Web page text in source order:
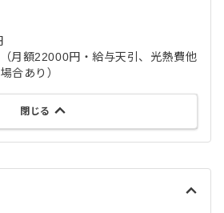
月額22000円・給与天引、光熱費他
合あり）
閉じる